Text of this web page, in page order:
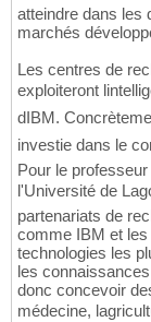
atteindre dans les
marchés
Les centres de
exploiteront
dIBM.
investie dans le
Pour le
l'Université de
partenariats de
comme IBM et
technologies les
les
donc concevoir
médecine,